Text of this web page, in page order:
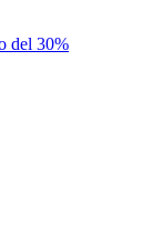
del 30%